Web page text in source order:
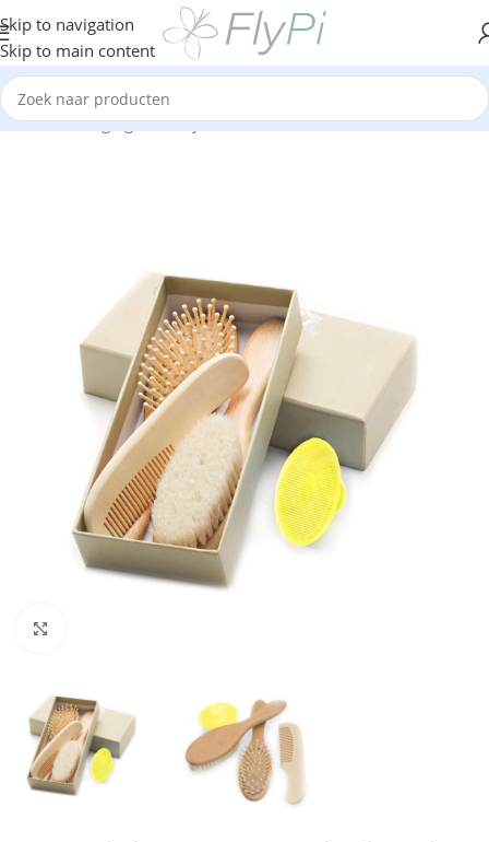
Skip to navigation
Skip to main content
Home/Verzorging/Haarstijl